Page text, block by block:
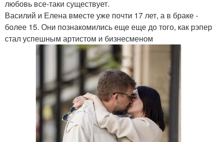
любовь все-таки существует.
Василий и Елена вместе уже почти 17 лет, а в браке -
более 15. Они познакомились еще еще до того, как рэпер
стал успешным артистом и бизнесменом